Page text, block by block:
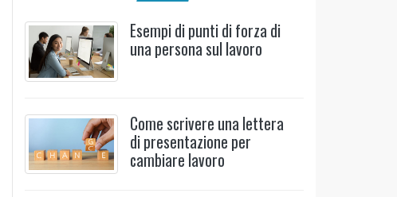
Esempi di punti di forza di
una persona sul lavoro
Come scrivere una lettera
di presentazione per
cambiare lavoro